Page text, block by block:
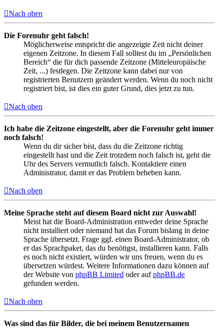
Nach oben
Die Forenuhr geht falsch!
Möglicherweise entspricht die angezeigte Zeit nicht deiner
eigenen Zeitzone. In diesem Fall solltest du im „Persönlichen
Bereich“ die für dich passende Zeitzone (Mitteleuropäische
Zeit, ...) festlegen. Die Zeitzone kann dabei nur von
registrierten Benutzern geändert werden. Wenn du noch nicht
registriert bist, ist dies ein guter Grund, dies jetzt zu tun.
Nach oben
Ich habe die Zeitzone eingestellt, aber die Forenuhr geht immer
noch falsch!
Wenn du dir sicher bist, dass du die Zeitzone richtig
eingestellt hast und die Zeit trotzdem noch falsch ist, geht die
Uhr des Servers vermutlich falsch. Kontaktiere einen
Administrator, damit er das Problem beheben kann.
Nach oben
Meine Sprache steht auf diesem Board nicht zur Auswahl!
Meist hat die Board-Administration entweder deine Sprache
nicht installiert oder niemand hat das Forum bislang in deine
Sprache übersetzt. Frage ggf. einen Board-Administrator, ob
er das Sprachpaket, das du benötigst, installieren kann. Falls
es noch nicht existiert, würden wir uns freuen, wenn du es
übersetzen würdest. Weitere Informationen dazu können auf
der Website von phpBB Limited oder aufphpBB.de
gefunden werden.
Nach oben
Was sind das für Bilder, die bei meinem Benutzernamen